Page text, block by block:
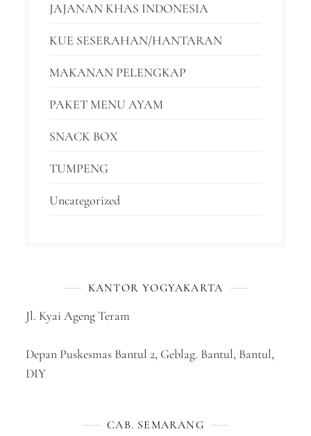
JAJANAN KHAS INDONESIA
KUE SESERAHAN/HANTARAN
MAKANAN PELENGKAP
PAKET MENU AYAM
SNACK BOX
TUMPENG
Uncategorized
KANTOR YOGYAKARTA
Jl. Kyai Ageng Teram
Depan Puskesmas Bantul 2, Geblag. Bantul, Bantul,
DIY
CAB. SEMARANG